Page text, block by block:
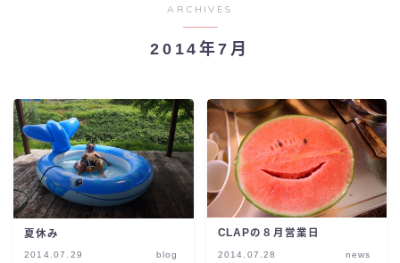
ARCHIVES
2014年7月
夏休み
2014.07.29 blog
CLAPの８月営業日
2014.07.28 news